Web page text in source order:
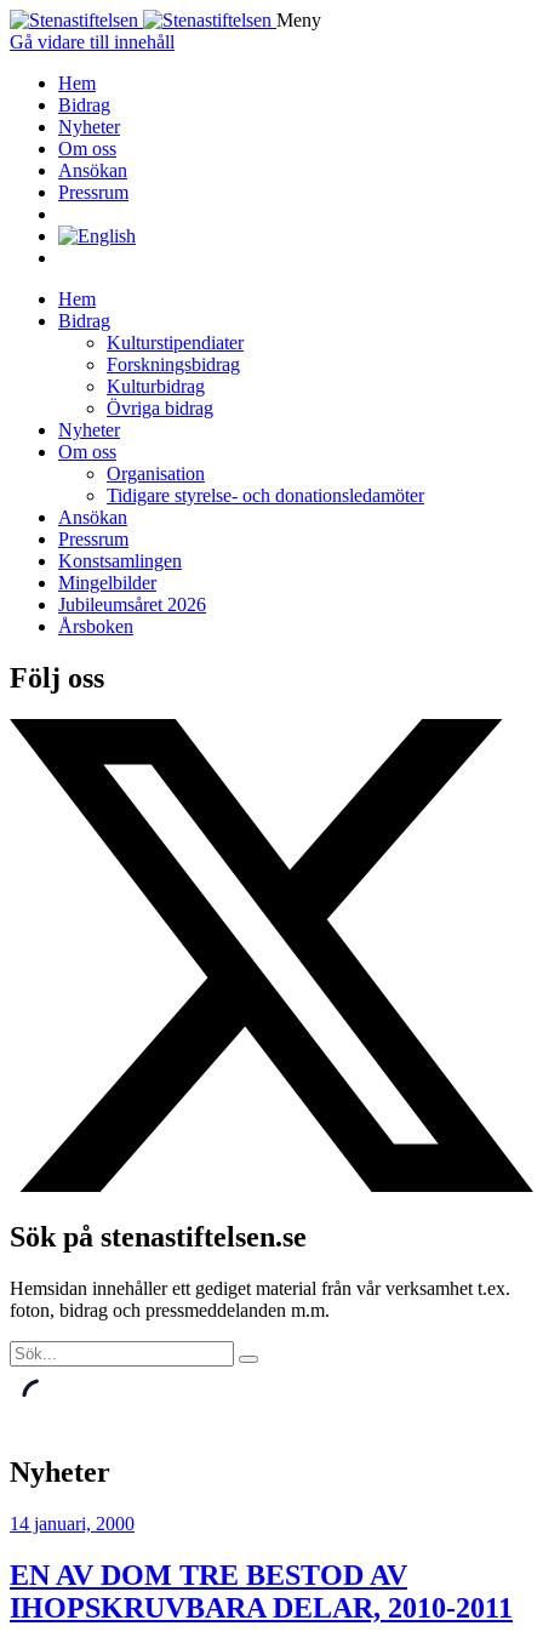
Meny
Gå vidare till innehåll
Hem
Bidrag
Nyheter
Om oss
Ansökan
Pressrum
Hem
Bidrag
Kulturstipendiater
Forskningsbidrag
Kulturbidrag
Övriga bidrag
Nyheter
Om oss
Organisation
Tidigare styrelse- och donationsledamöter
Ansökan
Pressrum
Konstsamlingen
Mingelbilder
Jubileumsåret 2026
Årsboken
Följ oss
Sök på stenastiftelsen.se
Hemsidan innehåller ett gediget material från vår verksamhet t.ex.
foton, bidrag och pressmeddelanden m.m.
Nyheter
14 januari, 2000
EN AV DOM TRE BESTOD AV
IHOPSKRUVBARA DELAR, 2010-2011